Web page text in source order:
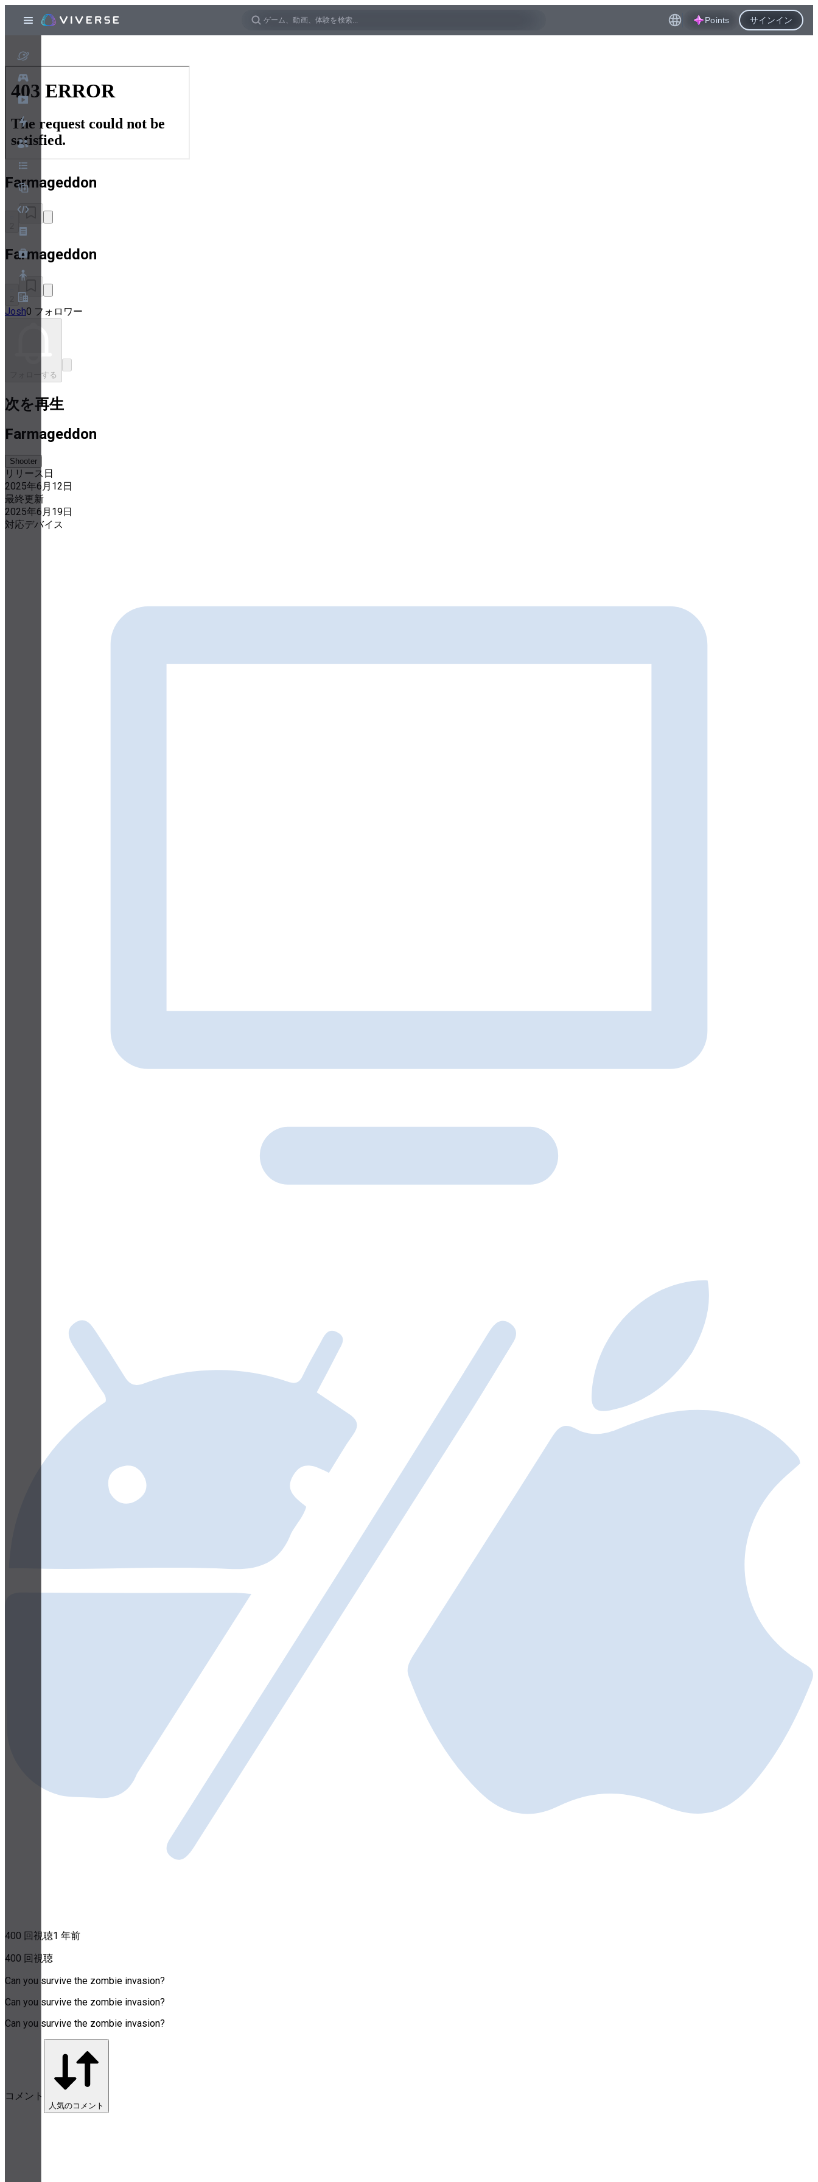
クッキー設定
セキュリティとプライバシーのホワイトペーパー
Points サインイン
Farmageddon
Farmageddon
Josh0 フォロワー
フォローする
次を再生
Farmageddon
Shooter
リリース日
2025年6月12日
最終更新
2025年6月19日
対応デバイス
400 回視聴1 年前
400 回視聴
Can you survive the zombie invasion?
Can you survive the zombie invasion?
Can you survive the zombie invasion?
コメント
人気のコメント